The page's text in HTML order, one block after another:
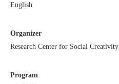
English
Organizer
Research Center for Social Creativity
Program